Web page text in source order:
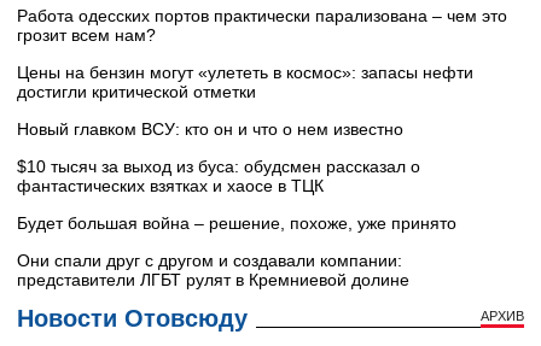
Работа одесских портов практически парализована – чем это
грозит всем нам?
Цены на бензин могут «улететь в космос»: запасы нефти
достигли критической отметки
Новый главком ВСУ: кто он и что о нем известно
$10 тысяч за выход из буса: обудсмен рассказал о
фантастических взятках и хаосе в ТЦК
Будет большая война – решение, похоже, уже принято
Они спали друг с другом и создавали компании:
представители ЛГБТ рулят в Кремниевой долине
Новости Отовсюду АРХИВ